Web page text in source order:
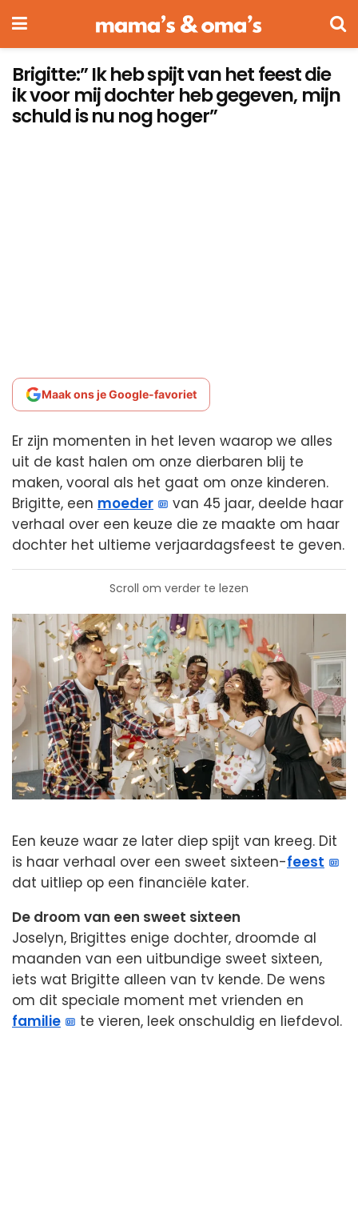
Brigitte:” Ik heb spijt van het feest die
ik voor mij dochter heb gegeven, mijn
schuld is nu nog hoger”
Maak ons je Google-favoriet
Er zijn momenten in het leven waarop we alles
uit de kast halen om onze dierbaren blij te
maken, vooral als het gaat om onze kinderen.
Brigitte, een moeder
van 45 jaar, deelde haar
verhaal over een keuze die ze maakte om haar
dochter het ultieme verjaardagsfeest te geven.
Scroll om verder te lezen
Een keuze waar ze later diep spijt van kreeg. Dit
is haar verhaal over een sweet sixteen-feest
dat uitliep op een financiële kater.
De droom van een sweet sixteen
Joselyn, Brigittes enige dochter, droomde al
maanden van een uitbundige sweet sixteen,
iets wat Brigitte alleen van tv kende. De wens
om dit speciale moment met vrienden en
familie
te vieren, leek onschuldig en liefdevol.